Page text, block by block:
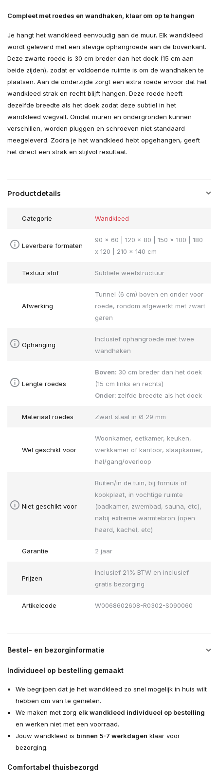
Compleet met roedes en wandhaken, klaar om op te hangen
Je hangt het wandkleed eenvoudig aan de muur. Elk wandkleed
wordt geleverd met een stevige ophangroede aan de bovenkant.
Deze zwarte roede is 30 cm breder dan het doek (15 cm aan
beide zijden), zodat er voldoende ruimte is om de wandhaken te
plaatsen. Aan de onderzijde zorgt een extra roede ervoor dat het
wandkleed strak en recht blijft hangen. Deze roede heeft
dezelfde breedte als het doek zodat deze subtiel in het
wandkleed wegvalt. Omdat muren en ondergronden kunnen
verschillen, worden pluggen en schroeven niet standaard
meegeleverd. Zodra je het wandkleed hebt opgehangen, geeft
het direct een strak en stijlvol resultaat.
Productdetails
Categorie Wandkleed
Leverbare formaten
90 x 60 | 120 x 80 | 150 x 100 | 180
x 120 | 210 x 140 cm
Textuur stof Subtiele weefstructuur
Afwerking
Tunnel (6 cm) boven en onder voor
roede, rondom afgewerkt met zwart
garen
Ophanging
Inclusief ophangroede met twee
wandhaken
Lengte roedes
Boven: 30 cm breder dan het doek
(15 cm links en rechts)
Onder: zelfde breedte als het doek
Materiaal roedes Zwart staal in Ø 29 mm
Wel geschikt voor
Woonkamer, eetkamer, keuken,
werkkamer of kantoor, slaapkamer,
hal/gang/overloop
Niet geschikt voor
Buiten/in de tuin, bij fornuis of
kookplaat, in vochtige ruimte
(badkamer, zwembad, sauna, etc),
nabij extreme warmtebron (open
haard, kachel, etc)
Garantie 2 jaar
Prijzen
Inclusief 21% BTW en inclusief
gratis bezorging
Artikelcode W0068602608-R0302-S090060
Bestel- en bezorginformatie
Individueel op bestelling gemaakt
We begrijpen dat je het wandkleed zo snel mogelijk in huis wilt
hebben om van te genieten.
We maken met zorg elk wandkleed individueel op bestelling
en werken niet met een voorraad.
Jouw wandkleed is binnen 5-7 werkdagen klaar voor
bezorging.
Comfortabel thuisbezorgd